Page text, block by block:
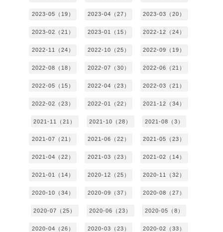
2023-05（19） 2023-04（27） 2023-03（20）
2023-02（21） 2023-01（15） 2022-12（24）
2022-11（24） 2022-10（25） 2022-09（19）
2022-08（18） 2022-07（30） 2022-06（21）
2022-05（15） 2022-04（23） 2022-03（21）
2022-02（23） 2022-01（22） 2021-12（34）
2021-11（21） 2021-10（28） 2021-08（3）
2021-07（21） 2021-06（22） 2021-05（23）
2021-04（22） 2021-03（23） 2021-02（14）
2021-01（14） 2020-12（25） 2020-11（32）
2020-10（34） 2020-09（37） 2020-08（27）
2020-07（25） 2020-06（23） 2020-05（8）
2020-04（26） 2020-03（23） 2020-02（33）